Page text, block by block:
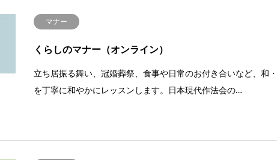
マナー
くらしのマナー（オンライン）
立ち居振る舞い、冠婚葬祭、食事や日常のお付き合いなど、和
を丁寧に和やかにレッスンします。日本現代作法会の…